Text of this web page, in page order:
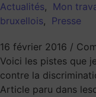
Actualités, Mon
bruxellois, Presse
16 février 2016 /
Voici les pistes que
contre la
Article paru dans